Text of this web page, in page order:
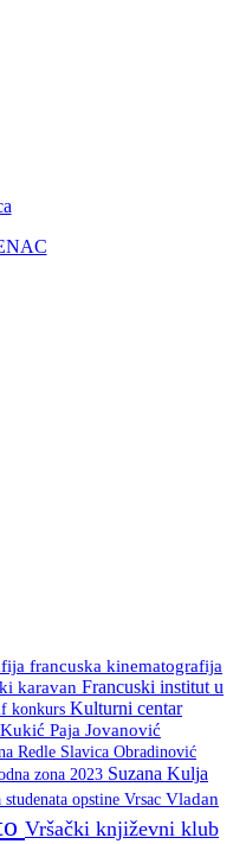
francuska kinematografija
karavan Francuski institut u
konkurs Kulturni centar
Paja Jovanović
Redle Slavica Obradinović
zona 2023 Suzana Kulja
opstine Vrsac Vladan
Vršački književni klub